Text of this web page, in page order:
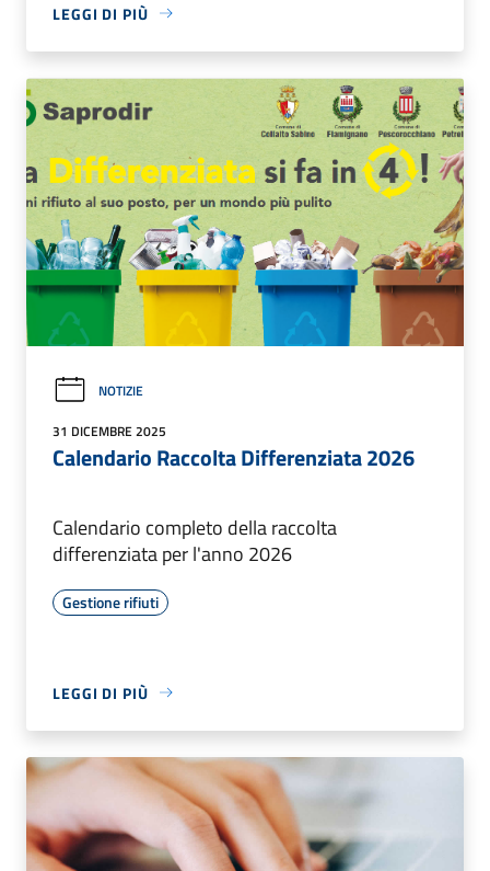
LEGGI DI PIÙ
NOTIZIE
31 DICEMBRE 2025
Calendario Raccolta Differenziata 2026
Calendario completo della raccolta
differenziata per l'anno 2026
Gestione rifiuti
LEGGI DI PIÙ